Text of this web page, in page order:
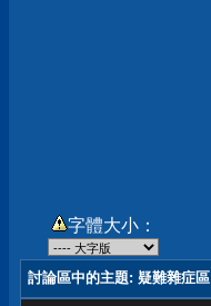
字體大小：
討論區中的主題: 疑難雜症區